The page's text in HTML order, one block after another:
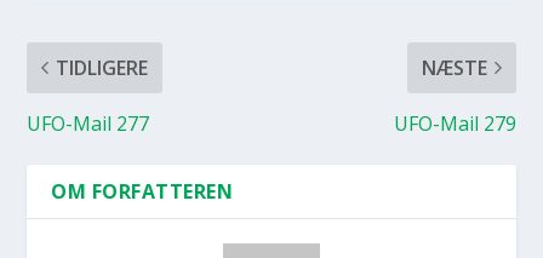
TIDLIGERE
UFO-Mail 277
NÆSTE
UFO-Mail 279
OM FORFATTEREN